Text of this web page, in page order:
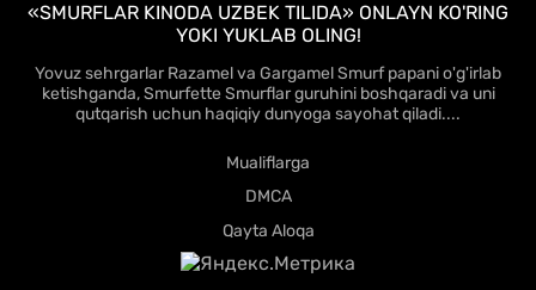
«SMURFLAR KINODA UZBEK TILIDA» ONLAYN KO'RING
YOKI YUKLAB OLING!
Yovuz sehrgarlar Razamel va Gargamel Smurf papani o'g'irlab
ketishganda, Smurfette Smurflar guruhini boshqaradi va uni
qutqarish uchun haqiqiy dunyoga sayohat qiladi....
Mualiflarga
DMCA
Qayta Aloqa